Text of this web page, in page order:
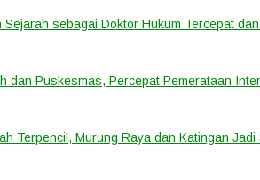
sebagai Doktor Hukum Tercepat
dan Puskesmas, Percepat Pemerataan
Terpencil, Murung Raya dan Katingan Jadi